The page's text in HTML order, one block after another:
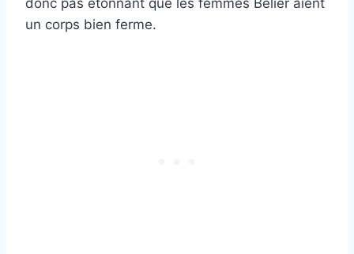
donc pas étonnant que les femmes Bélier aient
un corps bien ferme.